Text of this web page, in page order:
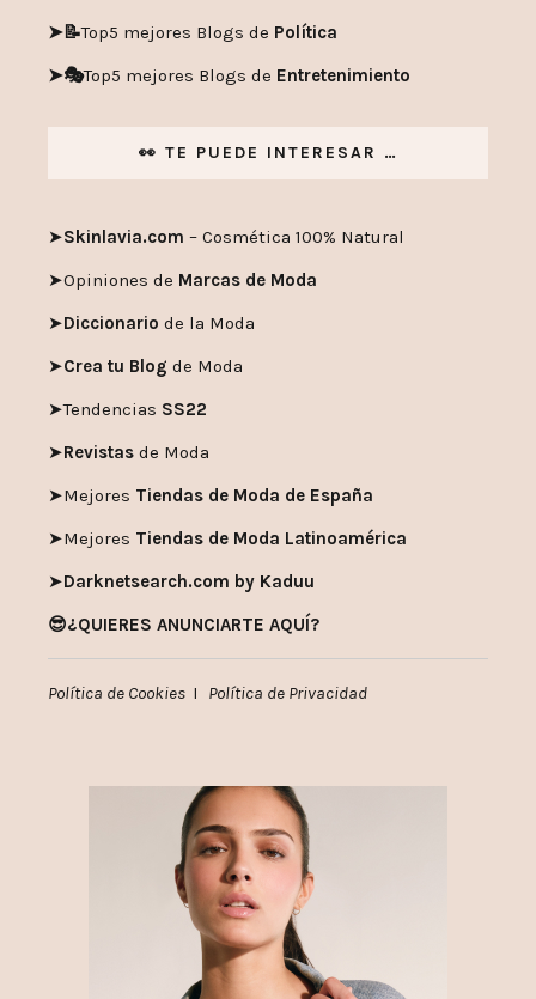
➤📝Top5 mejores Blogs de Política
➤🎭Top5 mejores Blogs de Entretenimiento
👀 TE PUEDE INTERESAR …
➤Skinlavia.com – Cosmética 100% Natural
➤Opiniones de Marcas de Moda
➤Diccionario de la Moda
➤Crea tu Blog de Moda
➤Tendencias SS22
➤Revistas de Moda
➤Mejores Tiendas de Moda de España
➤Mejores Tiendas de Moda Latinoamérica
➤Darknetsearch.com by Kaduu
😎¿QUIERES ANUNCIARTE AQUÍ?
Política de Cookies I Política de Privacidad